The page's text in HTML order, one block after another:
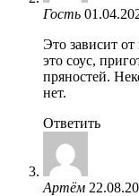
Гость
Это зависит
это соус,
пряностей.
нет.
Ответить
Артём